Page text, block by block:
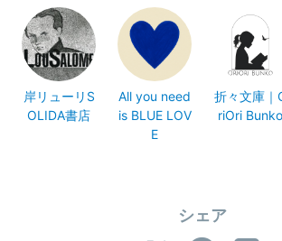
岸リューリS
OLIDA書店
All you need
is BLUE LOV
E
折々文庫｜
riOri Bunko
シェア